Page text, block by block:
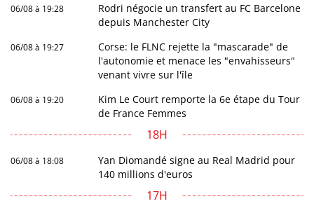
06/08 à 19:28
Rodri négocie un transfert au FC Barcelone
depuis Manchester City
06/08 à 19:27
Corse: le FLNC rejette la "mascarade" de
l'autonomie et menace les "envahisseurs"
venant vivre sur l'île
06/08 à 19:20
Kim Le Court remporte la 6e étape du Tour
de France Femmes
18H
06/08 à 18:08
Yan Diomandé signe au Real Madrid pour
140 millions d'euros
17H